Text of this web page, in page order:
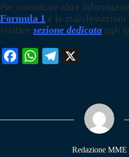
Per consultare altre
Formula 1 e le manifestazioni
visitare sezione dedicata agli
Fa W
pp
Te
m
Redazione MME